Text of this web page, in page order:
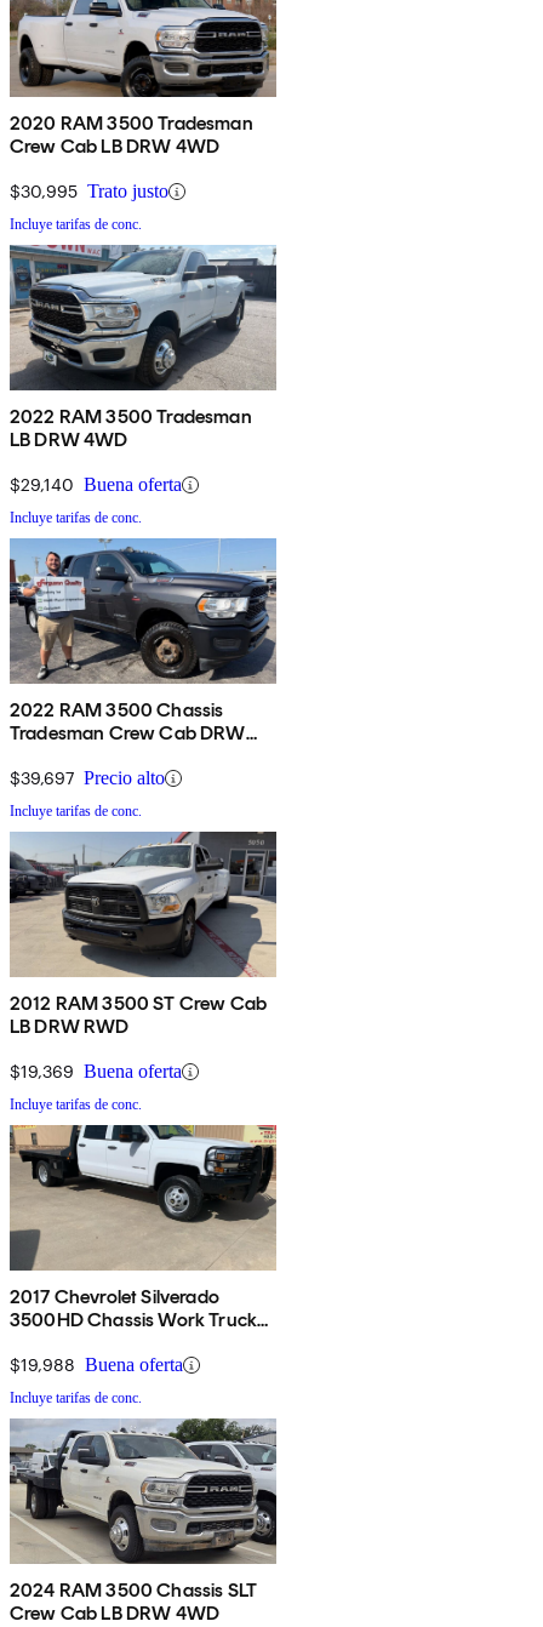
2020 RAM 3500 Tradesman
Crew Cab LB DRW 4WD
$30,995 Trato justo
Incluye tarifas de conc.
2022 RAM 3500 Tradesman
LB DRW 4WD
$29,140 Buena oferta
Incluye tarifas de conc.
2022 RAM 3500 Chassis
Tradesman Crew Cab DRW
$39,697 Precio alto
Incluye tarifas de conc.
2012 RAM 3500 ST Crew Cab
LB DRW RWD
$19,369 Buena oferta
Incluye tarifas de conc.
2017 Chevrolet Silverado
3500HD Chassis Work Truck
$19,988 Buena oferta
Incluye tarifas de conc.
2024 RAM 3500 Chassis SLT
Crew Cab LB DRW 4WD